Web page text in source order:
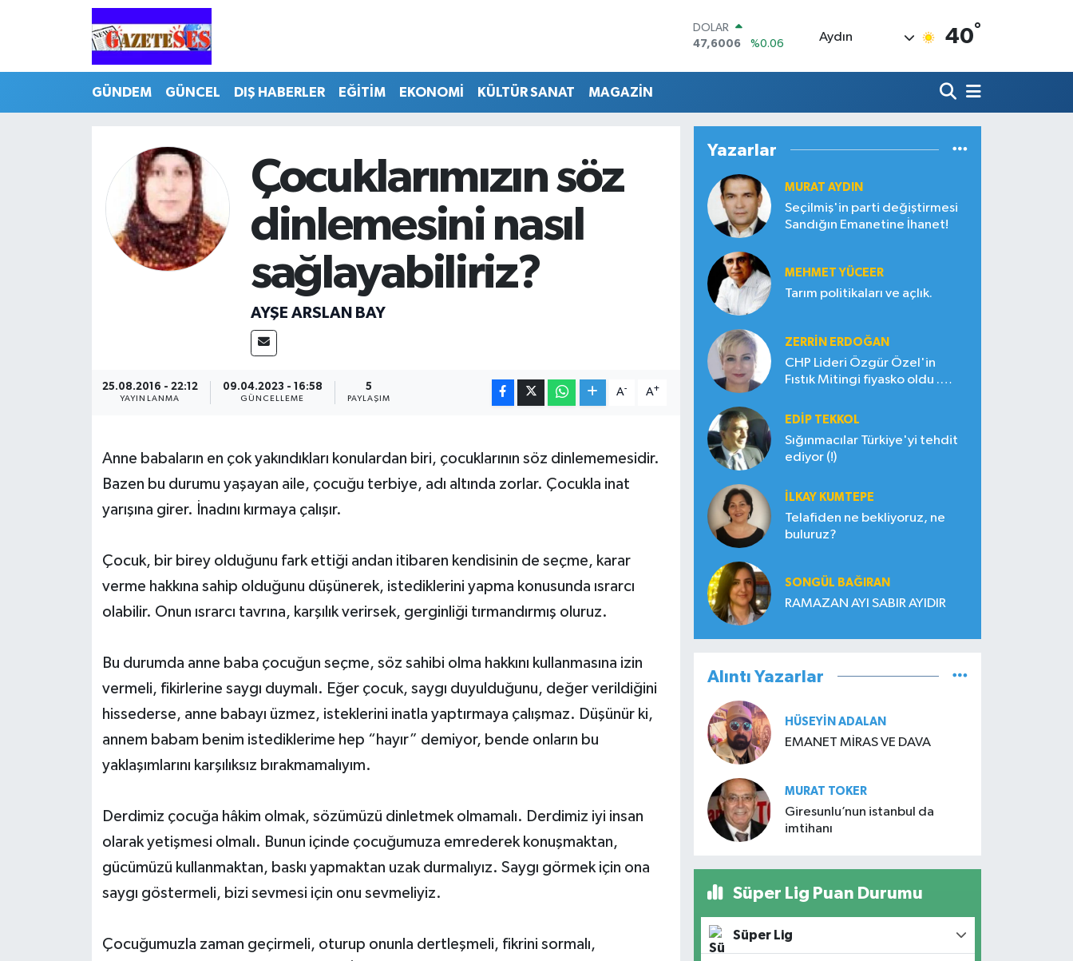
DOLAR
47,6006
%0.06
GRAM ALTIN
BİST100
%48
BITCOIN
64.602,05
%0.69
Aydın 40°
GÜNDEM GÜNCEL DIŞ HABERLER EĞİTİM EKONOMİ KÜLTÜR SANAT MAGAZİN
Çocuklarımızın söz
dinlemesini nasıl
sağlayabiliriz?
AYŞE ARSLAN BAY
25.08.2016 - 22:12
YAYINLANMA
09.04.2023 - 16:58
GÜNCELLEME
5
PAYLAŞIM
A- A+
Anne babaların en çok yakındıkları konulardan biri, çocuklarının söz dinlememesidir.
Bazen bu durumu yaşayan aile, çocuğu terbiye, adı altında zorlar. Çocukla inat
yarışına girer. İnadını kırmaya çalışır.
Çocuk, bir birey olduğunu fark ettiği andan itibaren kendisinin de seçme, karar
verme hakkına sahip olduğunu düşünerek, istediklerini yapma konusunda ısrarcı
olabilir. Onun ısrarcı tavrına, karşılık verirsek, gerginliği tırmandırmış oluruz.
Bu durumda anne baba çocuğun seçme, söz sahibi olma hakkını kullanmasına izin
vermeli, fikirlerine saygı duymalı. Eğer çocuk, saygı duyulduğunu, değer verildiğini
hissederse, anne babayı üzmez, isteklerini inatla yaptırmaya çalışmaz. Düşünür ki,
annem babam benim istediklerime hep “hayır” demiyor, bende onların bu
yaklaşımlarını karşılıksız bırakmamalıyım.
Derdimiz çocuğa hâkim olmak, sözümüzü dinletmek olmamalı. Derdimiz iyi insan
olarak yetişmesi olmalı. Bunun içinde çocuğumuza emrederek konuşmaktan,
gücümüzü kullanmaktan, baskı yapmaktan uzak durmalıyız. Saygı görmek için ona
saygı göstermeli, bizi sevmesi için onu sevmeliyiz.
Çocuğumuzla zaman geçirmeli, oturup onunla dertleşmeli, fikrini sormalı,
Yazarlar
MURAT AYDIN
Seçilmiş'in parti değiştirmesi
Sandığın Emanetine İhanet!
MEHMET YÜCEER
Tarım politikaları ve açlık.
ZERRIN ERDOĞAN
CHP Lideri Özgür Özel'in
Fıstık Mitingi fiyasko oldu .
EDIP TEKKOL
Sığınmacılar Türkiye'yi tehdit
ediyor (!)
İLKAY KUMTEPE
Telafiden ne bekliyoruz, ne
buluruz?
SONGÜL BAĞIRAN
RAMAZAN AYI SABIR AYIDIR
Alıntı Yazarlar
HÜSEYIN ADALAN
EMANET MİRAS VE DAVA
MURAT TOKER
Giresunlu’nun istanbul da
imtihanı
Süper Lig Puan Durumu
Süper Lig